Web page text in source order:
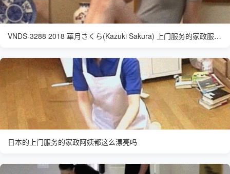
VNDS-3288 2018 華月さくら(Kazuki Sakura) 上门服务的家政服务员
日本的上门服务的家政阿姨都这么漂亮吗